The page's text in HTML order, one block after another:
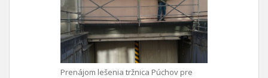
Prenájom lešenia tržnica Púchov pre